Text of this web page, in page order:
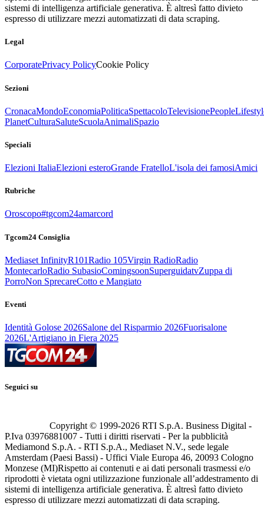
sistemi di intelligenza artificiale generativa. È altresì fatto divieto
espresso di utilizzare mezzi automatizzati di data scraping.
Legal
CorporatePrivacy PolicyCookie Policy
Sezioni
CronacaMondoEconomiaPoliticaSpettacoloTelevisionePeople
PlanetCulturaSaluteScuolaAnimaliSpazio
Speciali
Elezioni ItaliaElezioni esteroGrande FratelloL'isola dei famosiAmici
Rubriche
Oroscopo#tgcom24amarcord
Tgcom24 Consiglia
Mediaset InfinityR101Radio 105Virgin RadioRadio
MontecarloRadio SubasioComingsoonSuperguidatvZuppa di
PorroNon SprecareCotto e Mangiato
Eventi
Identità Golose 2026Salone del Risparmio 2026Fuorisalone
2026L'Artigiano in Fiera 2025
Seguici su
Copyright © 1999-2026 RTI S.p.A. Business Digital -
P.Iva 03976881007 - Tutti i diritti riservati - Per la pubblicità
Mediamond S.p.A. - RTI S.p.A., Mediaset N.V., sede legale
Amsterdam (Paesi Bassi) - Uffici Viale Europa 46, 20093 Cologno
Monzese (MI)Rispetto ai contenuti e ai dati personali trasmessi e/o
riprodotti è vietata ogni utilizzazione funzionale all’addestramento di
sistemi di intelligenza artificiale generativa. È altresì fatto divieto
espresso di utilizzare mezzi automatizzati di data scraping.